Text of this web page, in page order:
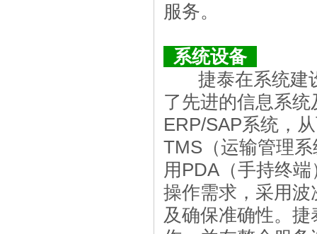
服务。
系统设备
捷泰在系统建
了先进的信息系
ERP/SAP系统，
TMS （运输管理
用 PDA （手持终
操作需求，采用
及确保准确性。